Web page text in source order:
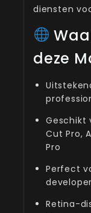
diensten
deze
Geschikt
Cut Pro,
Pro
Perfect
Retina-